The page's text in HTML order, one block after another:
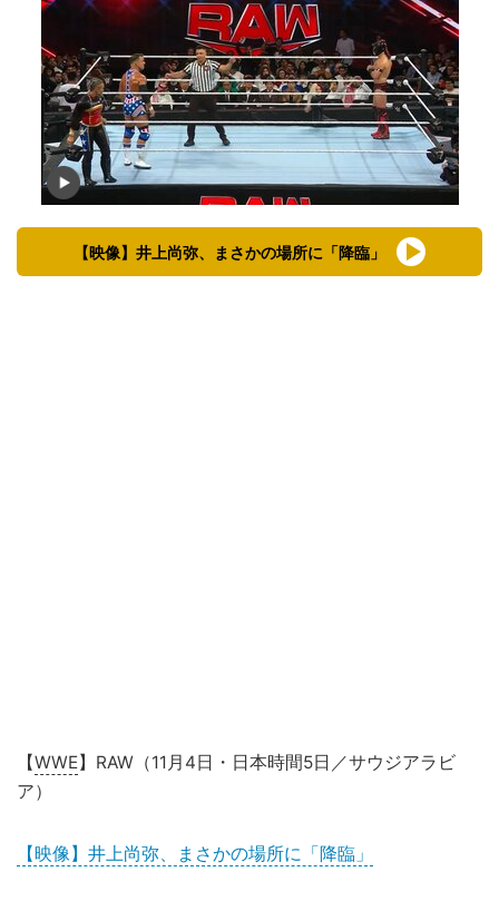
【映像】井上尚弥、まさかの場所に「降臨」
【WWE】RAW（11月4日・日本時間5日／サウジアラビ
ア）
【映像】井上尚弥、まさかの場所に「降臨」